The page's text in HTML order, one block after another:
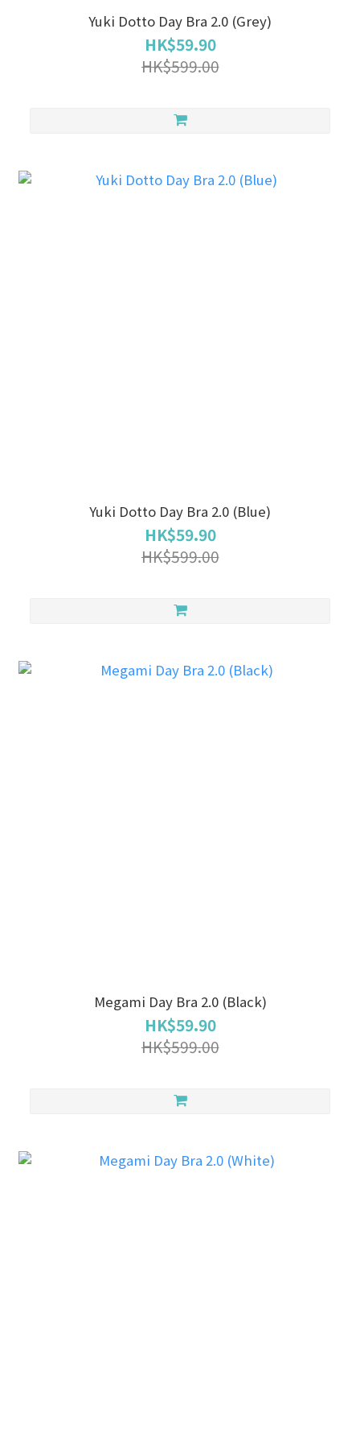
Yuki Dotto Day Bra 2.0 (Grey)
HK$59.90
HK$599.00
Yuki Dotto Day Bra 2.0 (Blue)
HK$59.90
HK$599.00
Megami Day Bra 2.0 (Black)
HK$59.90
HK$599.00